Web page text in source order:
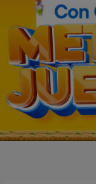
Casco con luz rosa
Art. 2.266
7.100 Metros
1.420 Metros + 4 x $470